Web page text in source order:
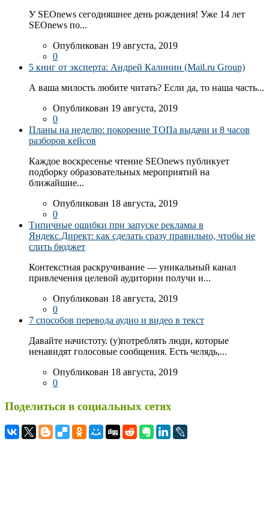
У SEOnews сегодняшнее день рождения! Уже 14 лет
SEOnews по...
Опубликован 19 августа, 2019
0
5 книг от эксперта: Андрей Калинин (Mail.ru Group)
А ваша милость любите читать? Если да, то наша часть...
Опубликован 19 августа, 2019
0
Планы на неделю: покорение ТОПа выдачи и 8 часов
разборов кейсов
Каждое воскресенье чтение SEOnews публикует
подборку образовательных мероприятий на
ближайшие...
Опубликован 18 августа, 2019
0
Типичные ошибки при запуске рекламы в
Яндекс.Директ: как сделать сразу правильно, чтобы не
слить бюджет
Контекстная раскручивание — уникальный канал
привлечения целевой аудитории получи и...
Опубликован 18 августа, 2019
0
7 способов перевода аудио и видео в текст
Давайте начистоту. (у)потреблять люди, которые
ненавидят голосовые сообщения. Есть челядь,...
Опубликован 18 августа, 2019
0
Поделиться в социальных сетях